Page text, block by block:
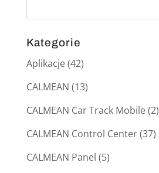
Kategorie
Aplikacje(42)
CALMEAN (13)
CALMEAN Car Track Mobile(2)
CALMEAN Control Center(37)
CALMEAN Panel (5)